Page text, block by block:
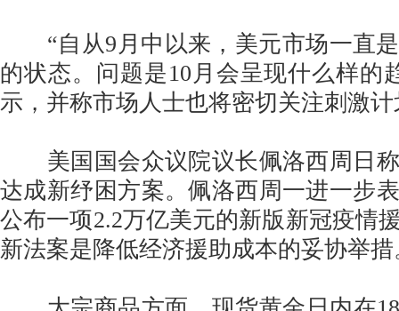
“自从9月中以来，美元市场一直是
的状态。问题是10月会呈现什么样的
示，并称市场人士也将密切关注刺激
美国国会众议院议长佩洛西周日称
达成新纾困方案。佩洛西周一进一步
公布一项2.2万亿美元的新版新冠疫情
新法案是降低经济援助成本的妥协举措